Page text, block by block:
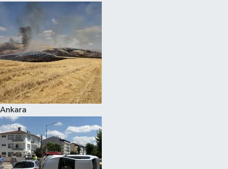
Ankara
Kim kimdir?
Kültür Sanat
Sağlık
Siyaset
Teknoloji
Televizyon
Yaşam-Çevre